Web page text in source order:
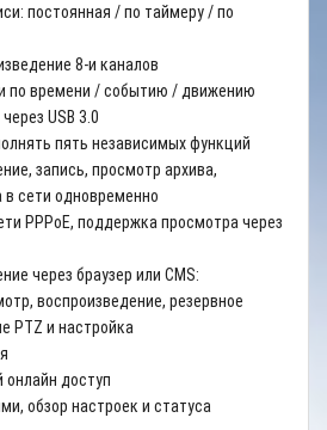
постоянная / по таймеру / по
8-и каналов
по времени / событию / движению
USB 3.0
пять независимых функций
запись, просмотр архива,
в сети одновременно
PPPoE, поддержка просмотра через
через браузер или CMS:
воспроизведение, резервное
PTZ и настройка
онлайн доступ
обзор настроек и статуса